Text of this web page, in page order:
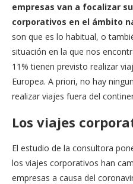
empresas van a focalizar
corporativos en el ámbito
son que es lo habitual, o
situación en la que nos
11% tienen previsto realizar
Europea. A priori, no hay
realizar viajes fuera del
Los viajes
El estudio de la consultora
los viajes corporativos han
empresas a causa del